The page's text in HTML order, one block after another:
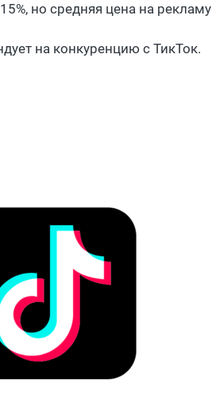
но средняя цена на рекламу
на конкуренцию с ТикТок.